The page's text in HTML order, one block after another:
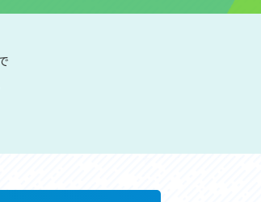
ポーツバイク
ップ